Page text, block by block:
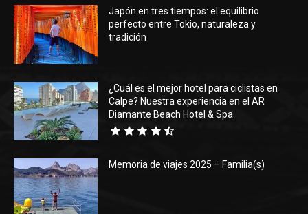
Japón en tres tiempos: el equilibrio
perfecto entre Tokio, naturaleza y
tradición
¿Cuál es el mejor hotel para ciclistas en
Calpe? Nuestra experiencia en el AR
Diamante Beach Hotel & Spa
Memoria de viajes 2025 – Familia(s)